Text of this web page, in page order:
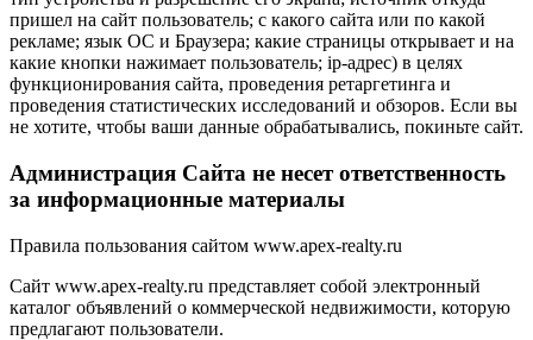
пришел на сайт пользователь; с какого сайта или по какой
рекламе; язык ОС и Браузера; какие страницы открывает и на
какие кнопки нажимает пользователь; ip-адрес) в целях
функционирования сайта, проведения ретаргетинга и
проведения статистических исследований и обзоров. Если вы
не хотите, чтобы ваши данные обрабатывались, покиньте сайт.
Администрация Сайта не несет ответственность
за информационные материалы
Правила пользования сайтом www.apex-realty.ru
Сайт www.apex-realty.ru представляет собой электронный
каталог объявлений о коммерческой недвижимости, которую
предлагают пользователи.